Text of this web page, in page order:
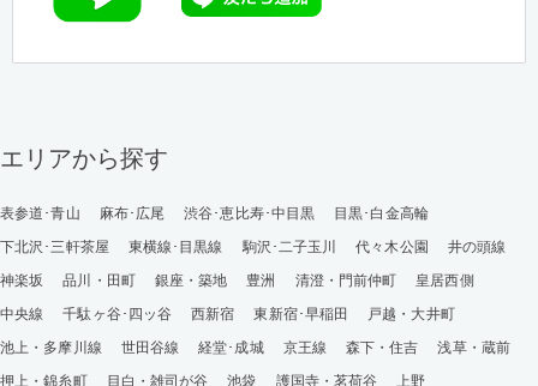
エリアから探す
表参道･青山 麻布･広尾 渋谷･恵比寿･中目黒
目黒･白金高輪
下北沢･三軒茶屋
東横線･目黒線 駒沢･二子玉川 代々木公園
井の頭線
神楽坂
品川・田町 銀座・築地 豊洲 清澄・門前仲町
皇居西側
中央線
千駄ヶ谷･四ッ谷 西新宿 東新宿･早稲田
戸越・大井町
池上・多摩川線
世田谷線 経堂･成城 京王線 森下・住吉
浅草・蔵前
押上・錦糸町
目白・雑司が谷 池袋 護国寺・茗荷谷
上野